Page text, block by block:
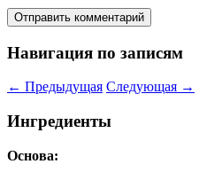
Навигация по записям
← Предыдущая Следующая →
Ингредиенты
Основа: